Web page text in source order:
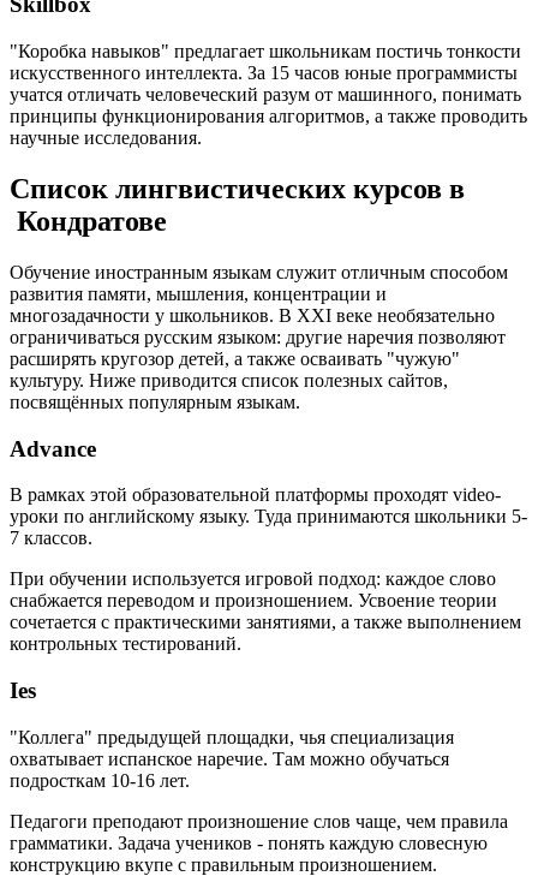
"Коробка навыков" предлагает школьникам постичь тонкости
искусственного интеллекта. За 15 часов юные программисты
учатся отличать человеческий разум от машинного, понимать
принципы функционирования алгоритмов, а также проводить
научные исследования.
Список лингвистических курсов в
Кондратове
Обучение иностранным языкам служит отличным способом
развития памяти, мышления, концентрации и
многозадачности у школьников. В XXI веке необязательно
ограничиваться русским языком: другие наречия позволяют
расширять кругозор детей, а также осваивать "чужую"
культуру. Ниже приводится список полезных сайтов,
посвящённых популярным языкам.
Advance
В рамках этой образовательной платформы проходят video-
уроки по английскому языку. Туда принимаются школьники 5-
7 классов.
При обучении используется игровой подход: каждое слово
снабжается переводом и произношением. Усвоение теории
сочетается с практическими занятиями, а также выполнением
контрольных тестирований.
Ies
"Коллега" предыдущей площадки, чья специализация
охватывает испанское наречие. Там можно обучаться
подросткам 10-16 лет.
Педагоги преподают произношение слов чаще, чем правила
грамматики. Задача учеников - понять каждую словесную
конструкцию вкупе с правильным произношением.